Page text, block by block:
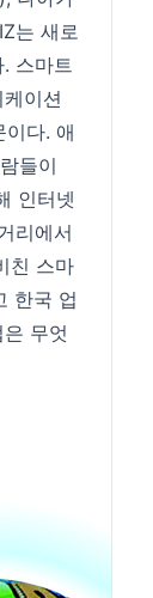
는 새로
스마트
이션
다. 애
들이
인터넷
리에서
친 스마
한국 업
무엇